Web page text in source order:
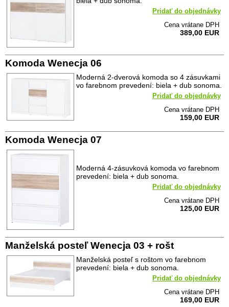
Pridať do objednávky
Cena vrátane DPH
389,00 EUR
Komoda Wenecja 06
Moderná 2-dverová komoda so 4 zásuvkami
vo farebnom prevedení: biela + dub sonoma.
Pridať do objednávky
Cena vrátane DPH
159,00 EUR
Komoda Wenecja 07
Moderná 4-zásuvková komoda vo farebnom
prevedení: biela + dub sonoma.
Pridať do objednávky
Cena vrátane DPH
125,00 EUR
Manželská posteľ Wenecja 03 + rošt
Manželská posteľ s roštom vo farebnom
prevedení: biela + dub sonoma.
Pridať do objednávky
Cena vrátane DPH
169,00 EUR